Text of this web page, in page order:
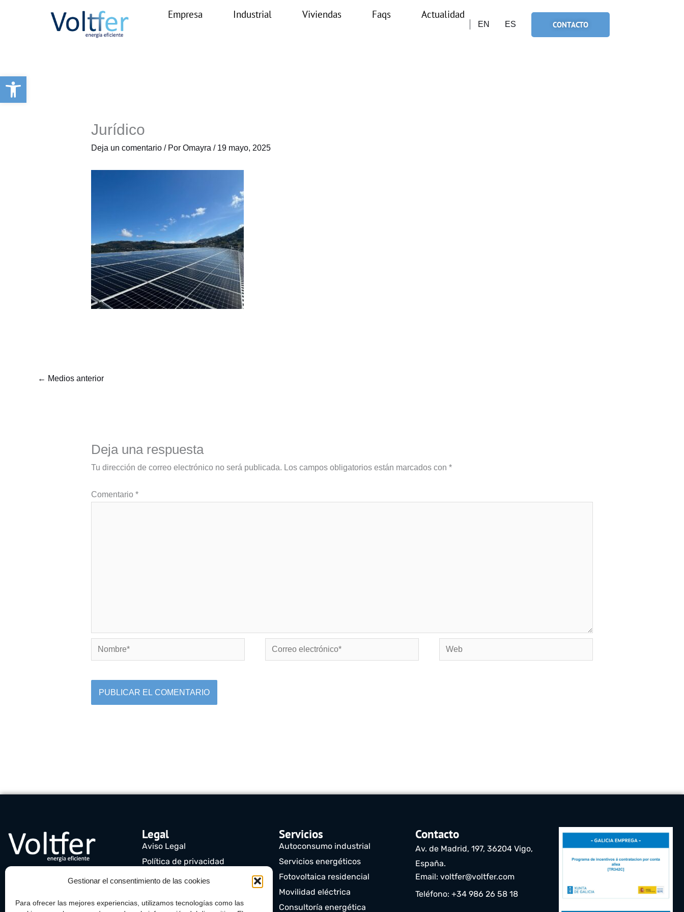
Abrir barra de herramientas
Gestionar el consentimiento de las cookies
Para ofrecer las mejores experiencias, utilizamos tecnologías como las
Empresa Industrial Viviendas Faqs Actualidad
EN ES CONTACTO
Jurídico
Deja un comentario / Por Omayra / 19 mayo, 2025
← Medios anterior
Deja una respuesta
Tu dirección de correo electrónico no será publicada. Los campos obligatorios están marcados con *
Comentario *
Nombre*
Correo
electrónico*
Web
Legal
Aviso Legal
Política de privacidad
Política de cookies (UE)
Servicios
Autoconsumo industrial
Servicios energéticos
Fotovoltaica residencial
Movilidad eléctrica
Consultoría energética
Contacto
Av. de Madrid, 197, 36204 Vigo,
España.
Email: voltfer@voltfer.com
Teléfono: +34 986 26 58 18